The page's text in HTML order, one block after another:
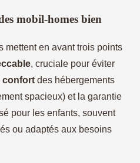
mobil-homes bien
mettent en avant trois points
, cruciale pour éviter
confort des hébergements
spacieux) et la garantie
pour les enfants, souvent
ou adaptés aux besoins